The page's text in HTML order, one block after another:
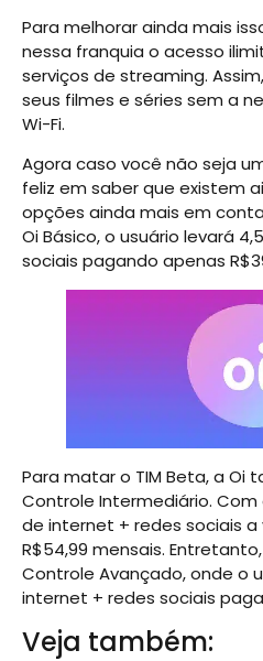
Para melhorar ainda mais
nessa franquia o acesso
serviços de streaming.
seus filmes e séries sem a
Wi-Fi.
Agora caso você não seja
feliz em saber que existem
opções ainda mais em
Oi Básico, o usuário levará
sociais pagando apenas
Para matar o TIM Beta, a Oi
Controle Intermediário. Com
de internet + redes sociais
R$54,99 mensais.
Controle Avançado, onde o
internet + redes sociais
Veja também: